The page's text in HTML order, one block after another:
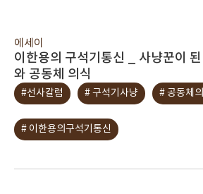
에세이
이한용의 구석기통신 _ 사냥꾼이
와 공동체 의식
#선사칼럼 # 구석기사냥 # 공동체
# 이한용의구석기통신